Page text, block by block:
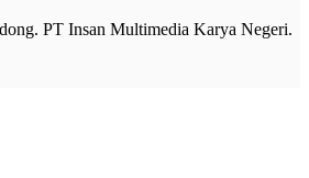
PT Insan Multimedia Karya Negeri.